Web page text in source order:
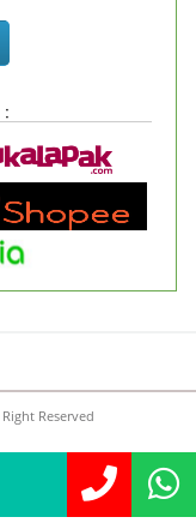
:
Reserved